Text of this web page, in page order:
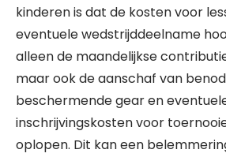
kinderen is dat de kosten voor
eventuele wedstrijddeelname
alleen de maandelijkse
maar ook de aanschaf van
beschermende gear en
inschrijvingskosten voor
oplopen. Dit kan een